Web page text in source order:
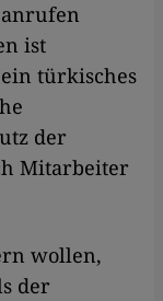
ist
türkisches
der
Mitarbeiter
wollen,
der